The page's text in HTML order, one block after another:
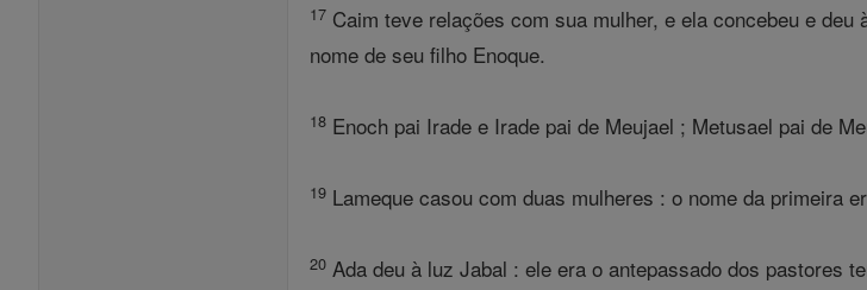
17 Caim teve relações com sua mulher, e ela concebeu e
nome de seu filho Enoque.
18 Enoch pai Irade e Irade pai de Meujael ; Metusael pai de
19 Lameque casou com duas mulheres : o nome da primeira
20 Ada deu à luz Jabal : ele era o antepassado dos pastores